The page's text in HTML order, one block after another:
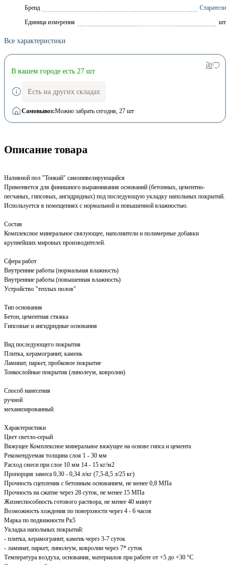
Брeнд
Старатели
Единица измерения
шт
Все характеристики
В вашем городе есть 27 шт
Есть на других складах
Самовывоз:Можно забрать сегодня, 27 шт
Описание товара
Наливной пол "Тонкий" самонивелирующийся
Применяется для финишного выравнивания оснований (бетонных, цементно-
песчаных, гипсовых, ангидридных) под последующую укладку напольных покрытий.
Используется в помещениях с нормальной и повышенной влажностью.
Состав
Комплексное минеральное связующее, наполнители и полимерные добавки
крупнейших мировых производителей.
Сфера работ
Внутренние работы (нормальная влажность)
Внутренние работы (повышенная влажность)
Устройство "теплых полов"
Тип основания
Бетон, цементная стяжка
Гипсовые и ангидридные основания
Вид последующего покрытия
Плитка, керамогранит, камень
Ламинат, паркет, пробковое покрытие
Тонкослойные покрытия (линолеум, ковролин)
Способ нанесения
ручной
механизированный
Характеристики
Цвет светло-серый
Вяжущее Комплексное минеральное вяжущее на основе гипса и цемента
Рекомендуемая толщина слоя 1 - 30 мм
Расход смеси при слое 10 мм 14 - 15 кг/м2
Пропорция замеса 0,30 - 0,34 л/кг (7,5-8,5 л/25 кг)
Прочность сцепления с бетонным основанием, не менее 0,8 МПа
Прочность на сжатие через 28 суток, не менее 15 МПа
Жизнеспособность готового раствора, не менее 40 минут
Возможность хождения по поверхности через 4 - 6 часов
Марка по подвижности Рк5
Укладка напольных покрытий:
- плитка, керамогранит, камень через 3-7 суток
- ламинат, паркет, линолеум, ковролин через 7* суток
Температура воздуха, основания, материалов при работе от +5 до +30 °С